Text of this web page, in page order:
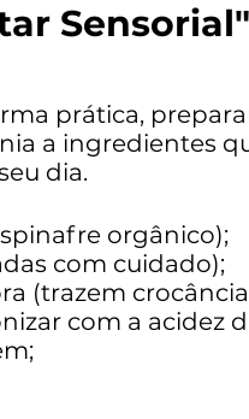
Sensorial"
prática,
a ingredientes
dia.
orgânico);
com cuidado);
(trazem
com a acidez